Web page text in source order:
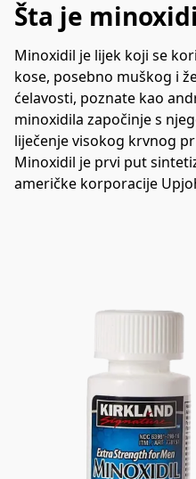
Šta je
Minoxidil je lijek koji se
kose, posebno muškog i
ćelavosti, poznate kao
minoxidila započinje s
liječenje visokog krvnog
Minoxidil je prvi put
američke korporacije